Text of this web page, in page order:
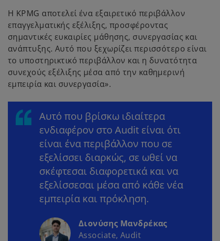
Η KPMG αποτελεί ένα εξαιρετικό περιβάλλον
επαγγελματικής εξέλιξης, προσφέροντας
σημαντικές ευκαιρίες μάθησης, συνεργασίας και
ανάπτυξης. Αυτό που ξεχωρίζει περισσότερο είναι
το υποστηρικτικό περιβάλλον και η δυνατότητα
συνεχούς εξέλιξης μέσα από την καθημερινή
εμπειρία και συνεργασία».
Αυτό που βρίσκω ιδιαίτερα
ενδιαφέρον στο Audit είναι ότι
είναι ένα περιβάλλον που σε
εξελίσσει διαρκώς, σε ωθεί να
σκέφτεσαι διαφορετικά και να
εξελίσσεσαι μέσα από κάθε νέα
εμπειρία και πρόκληση.
Διονύσης Μανδρέκας
Associate, Audit